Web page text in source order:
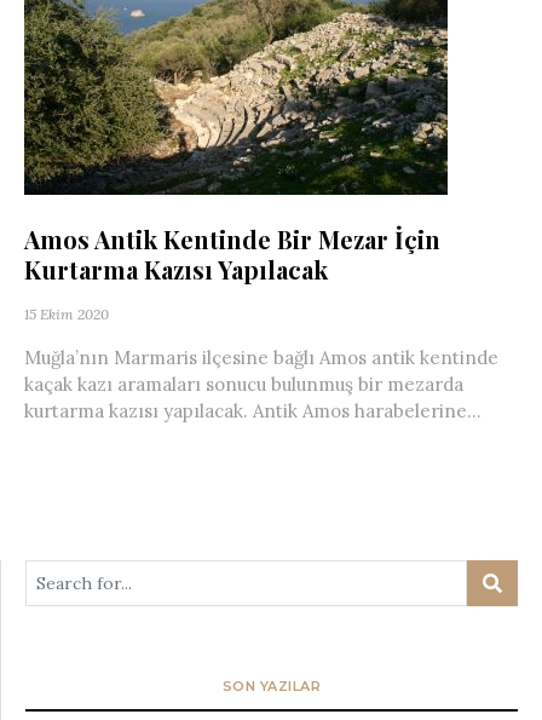
Amos Antik Kentinde Bir Mezar İçin
Kurtarma Kazısı Yapılacak
15 Ekim 2020
Muğla’nın Marmaris ilçesine bağlı Amos antik kentinde
kaçak kazı aramaları sonucu bulunmuş bir mezarda
kurtarma kazısı yapılacak. Antik Amos harabelerine...
SON YAZILAR